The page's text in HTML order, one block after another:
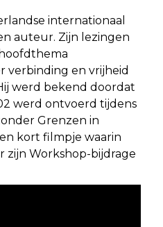
internationaal
auteur. Zijn lezingen
verbinding en vrijheid
werd bekend doordat
werd ontvoerd tijdens
Grenzen in
kort filmpje waarin
zijn Workshop-bijdrage